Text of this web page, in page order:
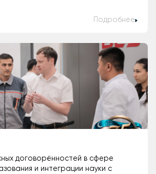
Подробнее
договорённостей в сфере
и интеграции науки с